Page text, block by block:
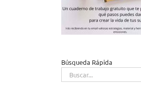
Búsqueda Rápida
Buscar: